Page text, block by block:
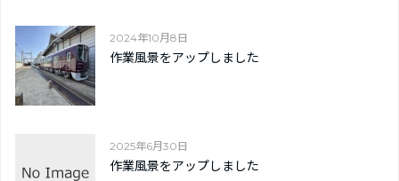
2024年10月8日
作業風景をアップしました
2025年6月30日
作業風景をアップしました